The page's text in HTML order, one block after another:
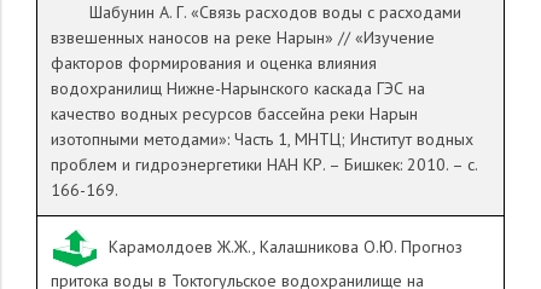
Шабунин А. Г. «Связь расходов воды с расходами
взвешенных наносов на реке Нарын» // «Изучение
факторов формирования и оценка влияния
водохранилищ Нижне-Нарынского каскада ГЭС на
качество водных ресурсов бассейна реки Нарын
изотопными методами»: Часть 1, МНТЦ; Институт водных
проблем и гидроэнергетики НАН КР. – Бишкек: 2010. – с.
166-169.
Карамолдоев Ж.Ж., Калашникова О.Ю. Прогноз
притока воды в Токтогульское водохранилище на